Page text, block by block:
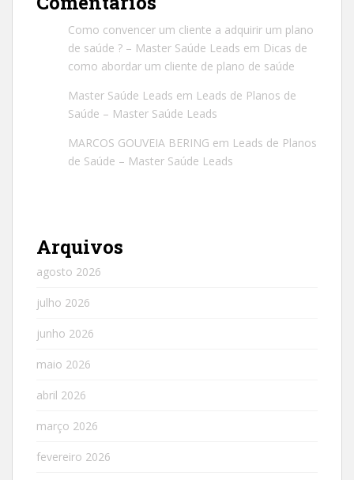
Como convencer um cliente a adquirir um plano
de saúde ? – Master Saúde Leads em Dicas de
como abordar um cliente de plano de saúde
Master Saúde Leads em Leads de Planos de
Saúde – Master Saúde Leads
MARCOS GOUVEIA BERING em Leads de Planos
de Saúde – Master Saúde Leads
Arquivos
agosto 2026
julho 2026
junho 2026
maio 2026
abril 2026
março 2026
fevereiro 2026